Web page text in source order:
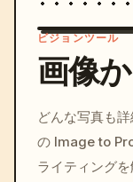
ビジョンツール
画像
どんな写真も
の Image to
ライティング